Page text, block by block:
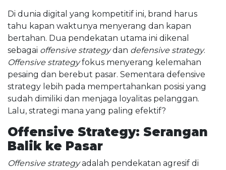
Di dunia digital yang kompetitif ini, brand harus
tahu kapan waktunya menyerang dan kapan
bertahan. Dua pendekatan utama ini dikenal
sebagai offensive strategydan defensive strategy.
Offensive strategyfokus menyerang kelemahan
pesaing dan berebut pasar. Sementara defensive
strategy lebih pada mempertahankan posisi yang
sudah dimiliki dan menjaga loyalitas pelanggan.
Lalu, strategi mana yang paling efektif?
Offensive Strategy: Serangan
Balik ke Pasar
Offensive strategyadalah pendekatan agresif di